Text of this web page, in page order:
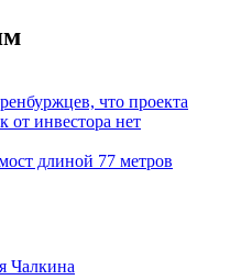
что проекта
от инвестора нет
длиной 77 метров
Чалкина